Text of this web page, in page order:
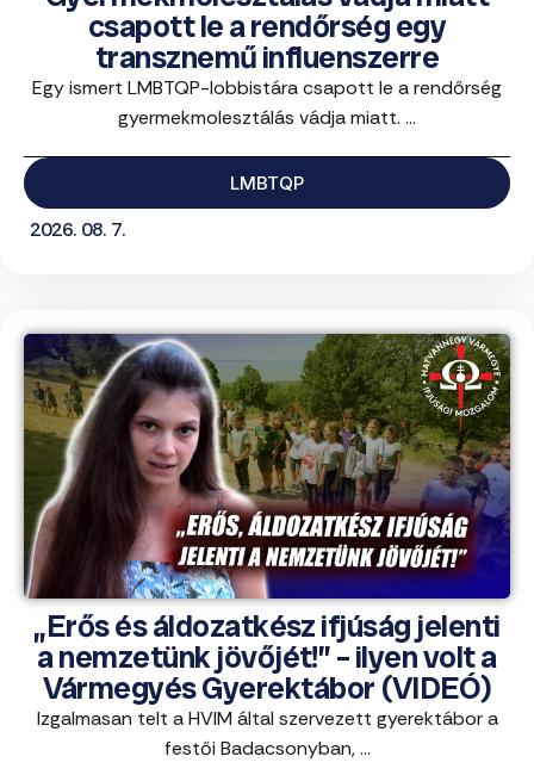
csapott le a rendőrség egy
transznemű influenszerre
Egy ismert LMBTQP-lobbistára csapott le a rendőrség
gyermekmolesztálás vádja miatt. ...
LMBTQP
2026. 08. 7.
„Erős és áldozatkész ifjúság jelenti
a nemzetünk jövőjét!” – ilyen volt a
Vármegyés Gyerektábor (VIDEÓ)
Izgalmasan telt a HVIM által szervezett gyerektábor a
festői Badacsonyban, ...